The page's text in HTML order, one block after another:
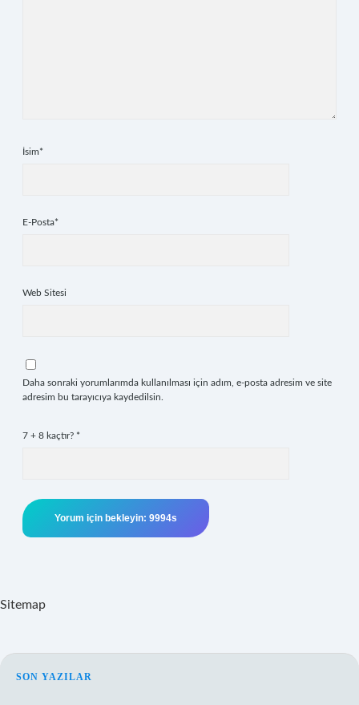
İsim*
E-Posta*
Web Sitesi
Daha sonraki yorumlarımda kullanılması için adım, e-posta adresim ve site
adresim bu tarayıcıya kaydedilsin.
7 + 8 kaçtır? *
Sitemap
SIDEBAR
SON YAZILAR